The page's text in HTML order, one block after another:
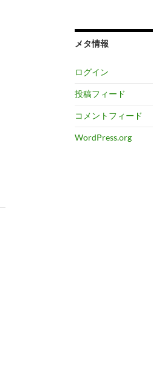
メタ情報
ログイン
投稿フィード
コメントフィード
WordPress.org